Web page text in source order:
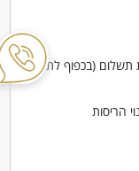
תשלום (בכפוף לתנאי
הריסות